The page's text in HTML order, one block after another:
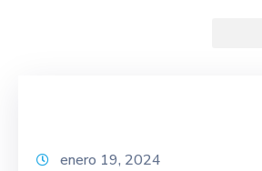
enero 19, 2024